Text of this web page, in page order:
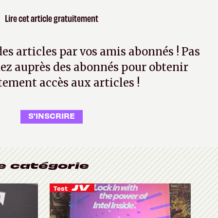
Lire cet article gratuitement
articles par vos amis abonnés ! Pas
auprès des abonnés pour obtenir
accès aux articles !
S'INSCRIRE
catégorie
Test